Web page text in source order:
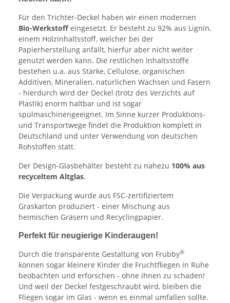
Für den Trichter-Deckel haben wir einen modernen
Bio-Werkstoffeingesetzt. Er besteht zu 92% aus Lignin,
einem Holzinhaltsstoff, welcher bei der
Papierherstellung anfällt, hierfür aber nicht weiter
genutzt werden kann. Die restlichen Inhaltsstoffe
bestehen u.a. aus Stärke, Cellulose, organischen
Additiven, Mineralien, natürlichen Wachsen und Fasern
- hierdurch wird der Deckel (trotz des Verzichts auf
Plastik) enorm haltbar und ist sogar
spülmaschinengeeignet. Im Sinne kurzer Produktions-
und Transportwege findet die Produktion komplett in
Deutschland und unter Verwendung von deutschen
Rohstoffen statt.
Der Design-Glasbehälter besteht zu nahezu 100% aus
recyceltem Altglas.
Die Verpackung wurde aus FSC-zertifiziertem
Graskarton produziert - einer Mischung aus
heimischen Gräsern und Recyclingpapier.
Perfekt für neugierige Kinderaugen!
Durch die transparente Gestaltung von Frubby®
können sogar kleinere Kinder die Fruchtfliegen in Ruhe
beobachten und erforschen - ohne ihnen zu schaden!
Und weil der Deckel festgeschraubt wird, bleiben die
Fliegen sogar im Glas - wenn es einmal umfallen sollte.